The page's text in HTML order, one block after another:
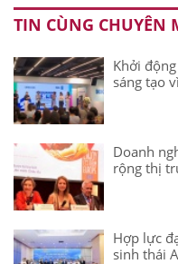
TIN CÙNG CHUYÊN
Khởi
sáng tạo
Doanh
rộng thị
Hợp lực
sinh thái